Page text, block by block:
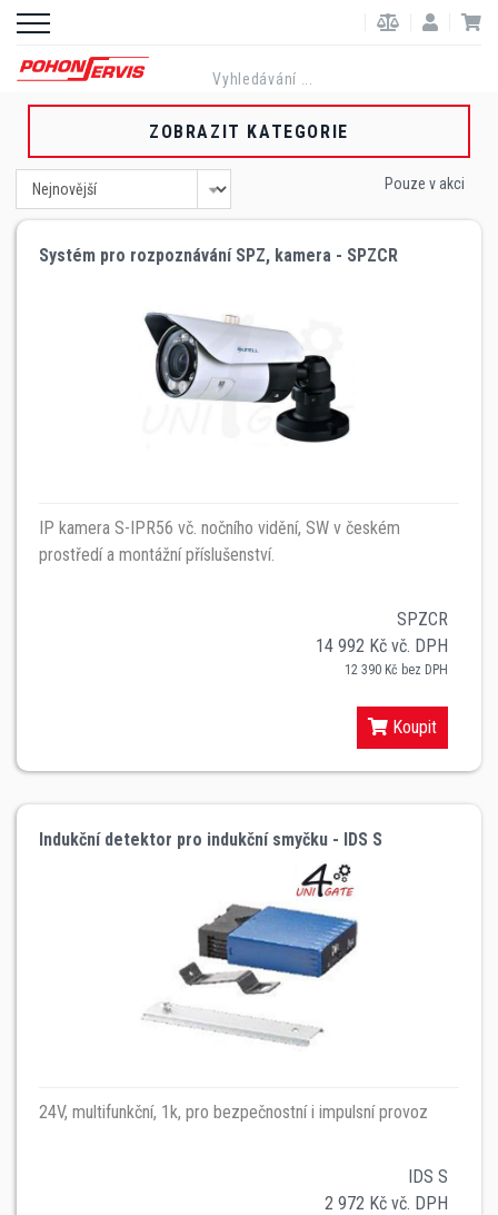
ZOBRAZIT KATEGORIE
Pouze v akci
Systém pro rozpoznávání SPZ, kamera - SPZCR
IP kamera S-IPR56 vč. nočního vidění, SW v českém
prostředí a montážní příslušenství.
SPZCR
14 992 Kč vč. DPH
12 390 Kč bez DPH
Koupit
Indukční detektor pro indukční smyčku - IDS S
24V, multifunkční, 1k, pro bezpečnostní i impulsní provoz
IDS S
2 972 Kč vč. DPH